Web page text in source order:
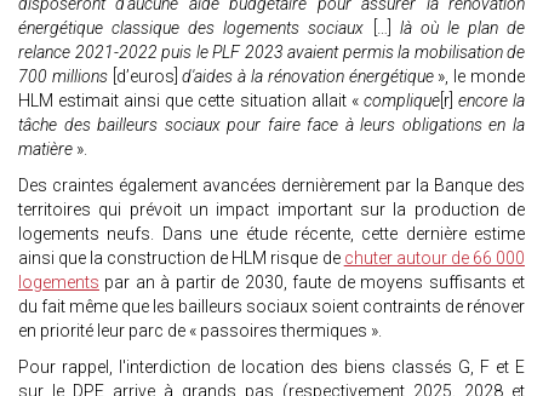
disposeront d'aucune aide budgétaire pour assurer la rénovation
énergétique classique des logements sociaux
[…] là où le plan de
relance 2021-2022 puis le PLF 2023 avaient permis la mobilisation de
700 millions[d’euros]d'aides à la rénovation énergétique», le monde
HLM estimait ainsi que cette situation allait « complique[r] encore la
tâche des bailleurs sociaux pour faire face à leurs obligations en la
matière ».
Des craintes également avancées dernièrement par la Banque des
territoires qui prévoit un impact important sur la production de
logements neufs. Dans une étude récente, cette dernière estime
ainsi que la construction de HLM risque de chuter autour de 66 000
logements par an à partir de 2030, faute de moyens suffisants et
du fait même que les bailleurs sociaux soient contraints de rénover
en priorité leur parc de « passoires thermiques ».
Pour rappel, l'interdiction de location des biens classés G, F et E
sur le DPE arrive à grands pas (respectivement 2025, 2028 et